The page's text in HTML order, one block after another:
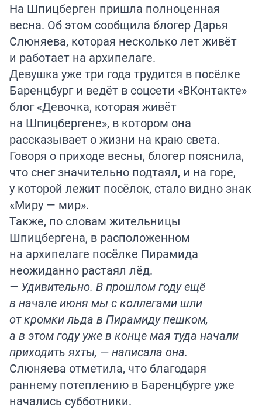
На Шпицберген пришла полноценная
весна. Об этом сообщила блогер Дарья
Слюняева, которая несколько лет живёт
и работает на архипелаге.
Девушка уже три года трудится в посёлке
Баренцбург и ведёт в соцсети «ВКонтакте»
блог «Девочка, которая живёт
на Шпицбергене», в котором она
рассказывает о жизни на краю света.
Говоря о приходе весны, блогер пояснила,
что снег значительно подтаял, и на горе,
у которой лежит посёлок, стало видно знак
«Миру — мир».
Также, по словам жительницы
Шпицбергена, в расположенном
на архипелаге посёлке Пирамида
неожиданно растаял лёд.
— Удивительно. В прошлом году ещё
в начале июня мы с коллегами шли
от кромки льда в Пирамиду пешком,
а в этом году уже в конце мая туда начали
приходить яхты, — написала она.
Слюняева отметила, что благодаря
раннему потеплению в Баренцбурге уже
начались субботники.